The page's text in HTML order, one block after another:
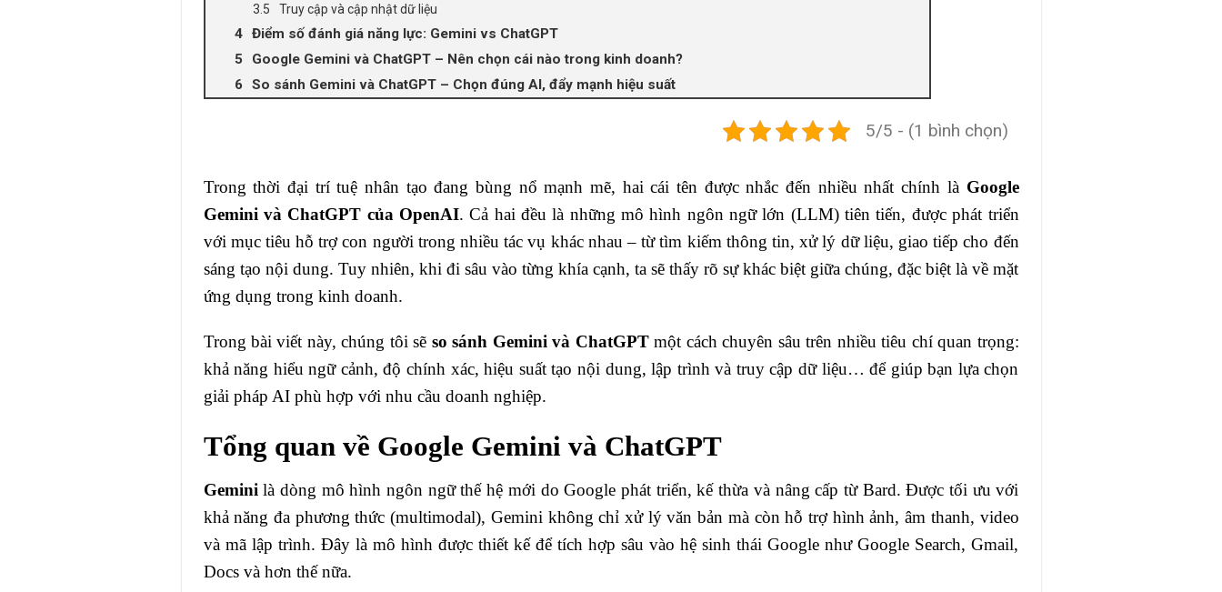
Truy cập và cập nhật dữ liệu
Điểm số đánh giá năng lực: Gemini vs ChatGPT
Google Gemini và ChatGPT – Nên chọn cái nào trong kinh doanh?
So sánh Gemini và ChatGPT – Chọn đúng AI, đẩy mạnh hiệu suất
5/5 - (1 bình chọn)
Trong thời đại trí tuệ nhân tạo đang bùng nổ mạnh mẽ, hai cái tên được nhắc đến nhiều nhất chính là Google
Gemini và ChatGPT của OpenAI. Cả hai đều là những mô hình ngôn ngữ lớn (LLM) tiên tiến, được phát triển
với mục tiêu hỗ trợ con người trong nhiều tác vụ khác nhau – từ tìm kiếm thông tin, xử lý dữ liệu, giao tiếp cho đến
sáng tạo nội dung. Tuy nhiên, khi đi sâu vào từng khía cạnh, ta sẽ thấy rõ sự khác biệt giữa chúng, đặc biệt là về mặt
ứng dụng trong kinh doanh.
Trong bài viết này, chúng tôi sẽ so sánh Gemini và ChatGPTmột cách chuyên sâu trên nhiều tiêu chí quan trọng:
khả năng hiểu ngữ cảnh, độ chính xác, hiệu suất tạo nội dung, lập trình và truy cập dữ liệu… để giúp bạn lựa chọn
giải pháp AI phù hợp với nhu cầu doanh nghiệp.
Tổng quan về Google Gemini và ChatGPT
Gemini là dòng mô hình ngôn ngữ thế hệ mới do Google phát triển, kế thừa và nâng cấp từ Bard. Được tối ưu với
khả năng đa phương thức (multimodal), Gemini không chỉ xử lý văn bản mà còn hỗ trợ hình ảnh, âm thanh, video
và mã lập trình. Đây là mô hình được thiết kế để tích hợp sâu vào hệ sinh thái Google như Google Search, Gmail,
Docs và hơn thế nữa.